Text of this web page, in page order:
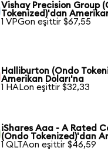
Vishay Precision Group
Tokenized)'dan
1 VPGon eşittir $67,55
Halliburton (Ondo
Amerikan Doları'na
1 HALon eşittir $32,33
iShares Aaa - A Rated
(Ondo Tokenized)'dan
1 QLTAon eşittir $46,59